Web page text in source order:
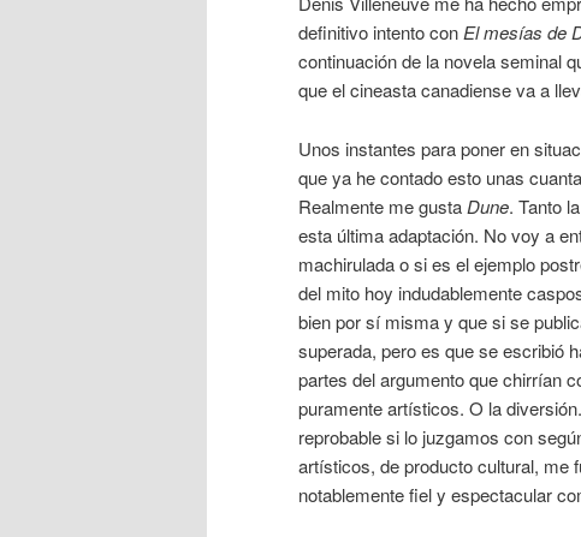
definitivo intento con El mesías de
continuación de la novela seminal
que el cineasta canadiense va a
Unos instantes para poner en
que ya he contado esto unas
Realmente me gusta Dune. Tanto
esta última adaptación. No voy a
machirulada o si es el ejemplo
del mito hoy indudablemente
bien por sí misma y que si se
superada, pero es que se escribió
partes del argumento que chirrían
puramente artísticos. O la
reprobable si lo juzgamos con
artísticos, de producto cultural, me
notablemente fiel y espectacular